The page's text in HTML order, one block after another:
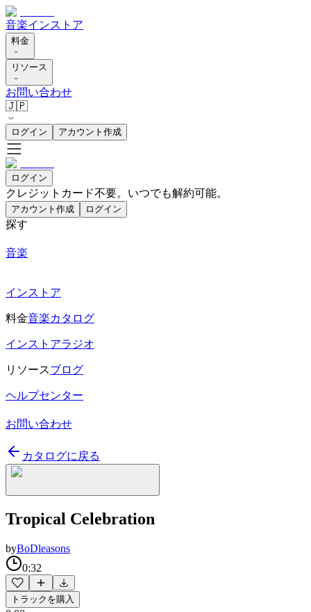
音楽インストア
料金
リソース
お問い合わせ
🇯🇵
ログイン アカウント作成
ログイン
クレジットカード不要。いつでも解約可能。
アカウント作成 ログイン
探す
音楽
インストア
料金音楽カタログ
インストアラジオ
リソースブログ
ヘルプセンター
お問い合わせ
カタログに戻る
Tropical Celebration
byBoDleasons
0:32
トラックを購入